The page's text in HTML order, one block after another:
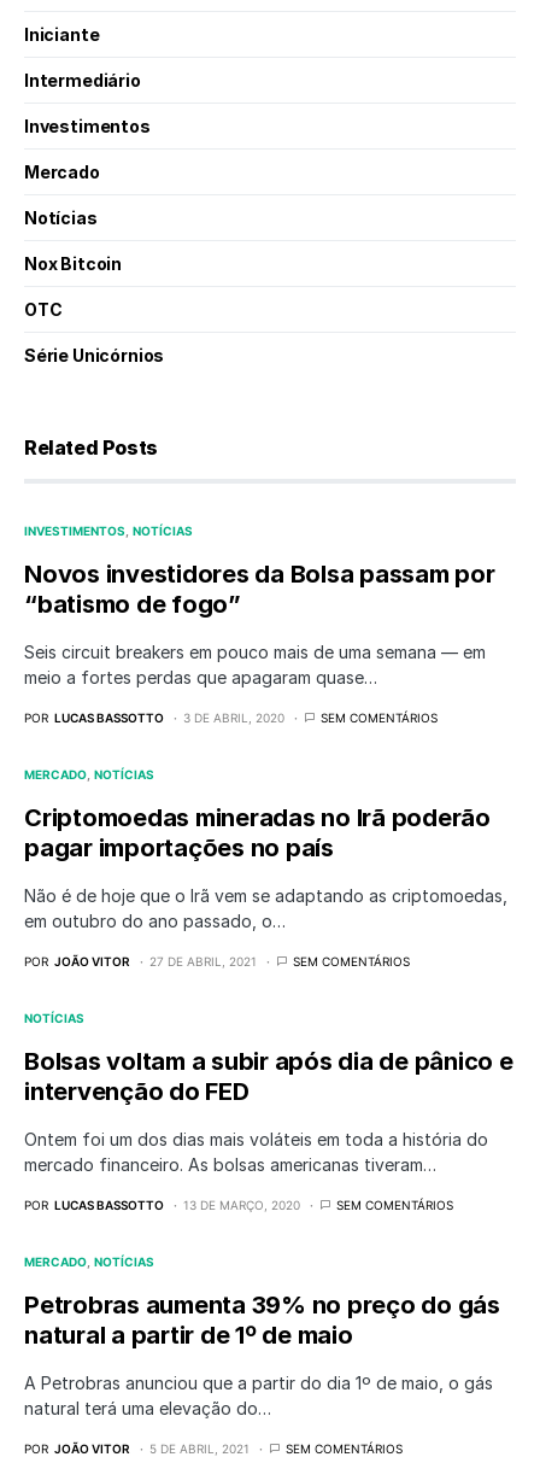
Iniciante
Intermediário
Investimentos
Mercado
Notícias
Nox Bitcoin
OTC
Série Unicórnios
Related Posts
INVESTIMENTOS NOTÍCIAS
Novos investidores da Bolsa passam por
“batismo de fogo”
Seis circuit breakers em pouco mais de uma semana — em
meio a fortes perdas que apagaram quase…
POR LUCAS BASSOTTO 3 DE ABRIL, 2020 SEM COMENTÁRIOS
MERCADO NOTÍCIAS
Criptomoedas mineradas no Irã poderão
pagar importações no país
Não é de hoje que o Irã vem se adaptando as criptomoedas,
em outubro do ano passado, o…
POR JOÃO VITOR 27 DE ABRIL, 2021 SEM COMENTÁRIOS
NOTÍCIAS
Bolsas voltam a subir após dia de pânico e
intervenção do FED
Ontem foi um dos dias mais voláteis em toda a história do
mercado financeiro. As bolsas americanas tiveram…
POR LUCAS BASSOTTO 13 DE MARÇO, 2020 SEM COMENTÁRIOS
MERCADO NOTÍCIAS
Petrobras aumenta 39% no preço do gás
natural a partir de 1º de maio
A Petrobras anunciou que a partir do dia 1º de maio, o gás
natural terá uma elevação do…
POR JOÃO VITOR 5 DE ABRIL, 2021 SEM COMENTÁRIOS